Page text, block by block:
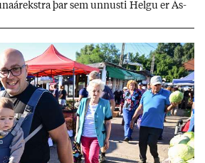
þar sem unnusti Helgu er Ás­